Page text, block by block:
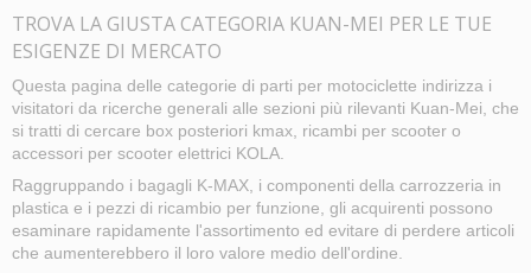
TROVA LA GIUSTA CATEGORIA KUAN-MEI PER LE TUE
ESIGENZE DI MERCATO
Questa pagina delle categorie di parti per motociclette indirizza i
visitatori da ricerche generali alle sezioni più rilevanti Kuan-Mei, che
si tratti di cercare box posteriori kmax, ricambi per scooter o
accessori per scooter elettrici KOLA.
Raggruppando i bagagli K-MAX, i componenti della carrozzeria in
plastica e i pezzi di ricambio per funzione, gli acquirenti possono
esaminare rapidamente l'assortimento ed evitare di perdere articoli
che aumenterebbero il loro valore medio dell'ordine.